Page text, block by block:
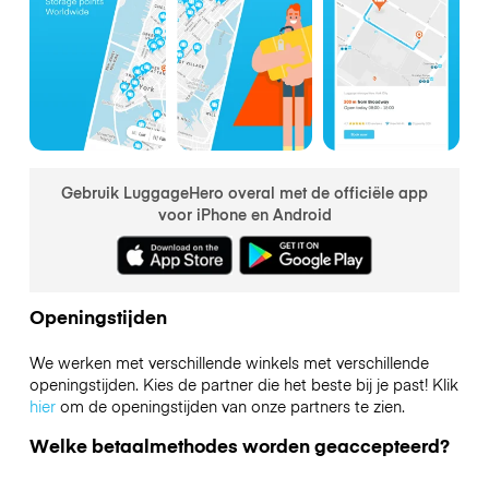
Gebruik LuggageHero overal met de officiële app
voor iPhone en Android
Openingstijden
We werken met verschillende winkels met verschillende
openingstijden. Kies de partner die het beste bij je past! Klik
hierom de openingstijden van onze partners te zien.
Welke betaalmethodes worden geaccepteerd?